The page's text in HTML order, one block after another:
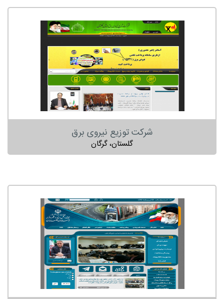
شرکت توزیع نیروی برق
گلستان، گرگان